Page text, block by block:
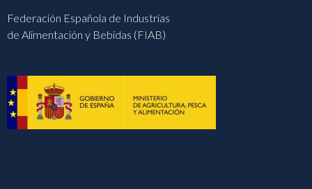
Federación Española de Industrias
de Alimentación y Bebidas (FIAB)